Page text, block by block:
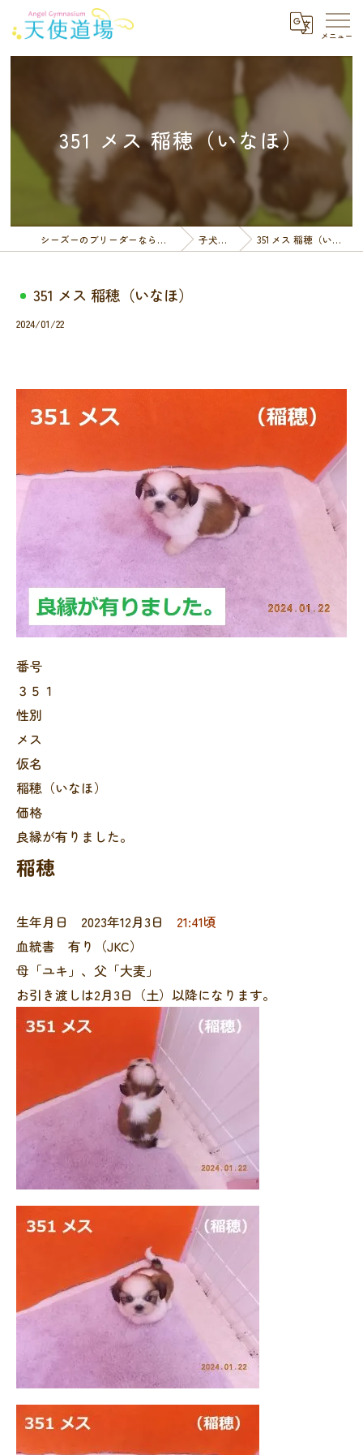
351 メス 稲穂（いなほ）
シーズーのブリーダーなら天使道場 子犬一覧 351 メス 稲穂（いなほ）
351 メス 稲穂（いなほ）
2024/01/22
番号
３５１
性別
メス
仮名
稲穂（いなほ）
価格
良縁が有りました。
稲穂
生年月日 2023年12月3日 21:41頃
血統書 有り（JKC）
母「ユキ」、父「大麦」
お引き渡しは2月3日（土）以降になります。